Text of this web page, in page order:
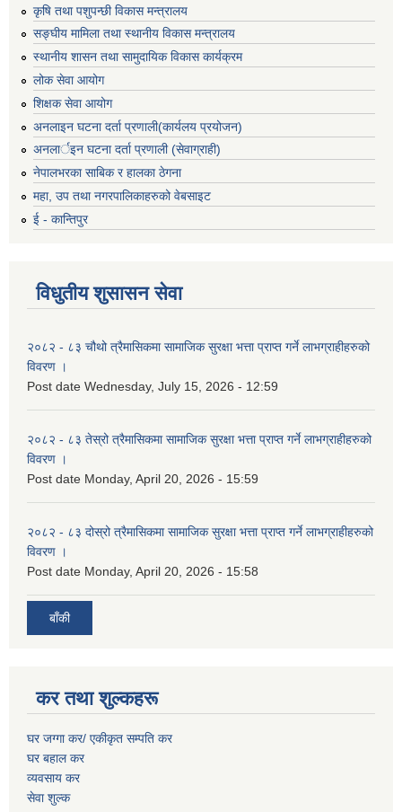
कृषि तथा पशुपन्छी विकास मन्त्रालय
सङ्घीय मामिला तथा स्थानीय विकास मन्त्रालय
स्थानीय शासन तथा सामुदायिक विकास कार्यक्रम
लोक सेवा आयोग
शिक्षक सेवा आयोग
अनलाइन घटना दर्ता प्रणाली(कार्यलय प्रयोजन)
अनलार्इन घटना दर्ता प्रणाली (सेवाग्राही)
नेपालभरका साबिक र हालका ठेगना
महा, उप तथा नगरपालिकाहरुको वेबसाइट
ई - कान्तिपुर
विधुतीय शुसासन सेवा
२०८२ - ८३ चौथो त्रैमासिकमा सामाजिक सुरक्षा भत्ता प्राप्त गर्ने लाभग्राहीहरुको
विवरण ।
Post date Wednesday, July 15, 2026 - 12:59
२०८२ - ८३ तेस्रो त्रैमासिकमा सामाजिक सुरक्षा भत्ता प्राप्त गर्ने लाभग्राहीहरुको
विवरण ।
Post date Monday, April 20, 2026 - 15:59
२०८२ - ८३ दोस्रो त्रैमासिकमा सामाजिक सुरक्षा भत्ता प्राप्त गर्ने लाभग्राहीहरुको
विवरण ।
Post date Monday, April 20, 2026 - 15:58
बाँकी
कर तथा शुल्कहरू
घर जग्गा कर/ एकीकृत सम्पति कर
घर बहाल कर
व्यवसाय कर
सेवा शुल्क